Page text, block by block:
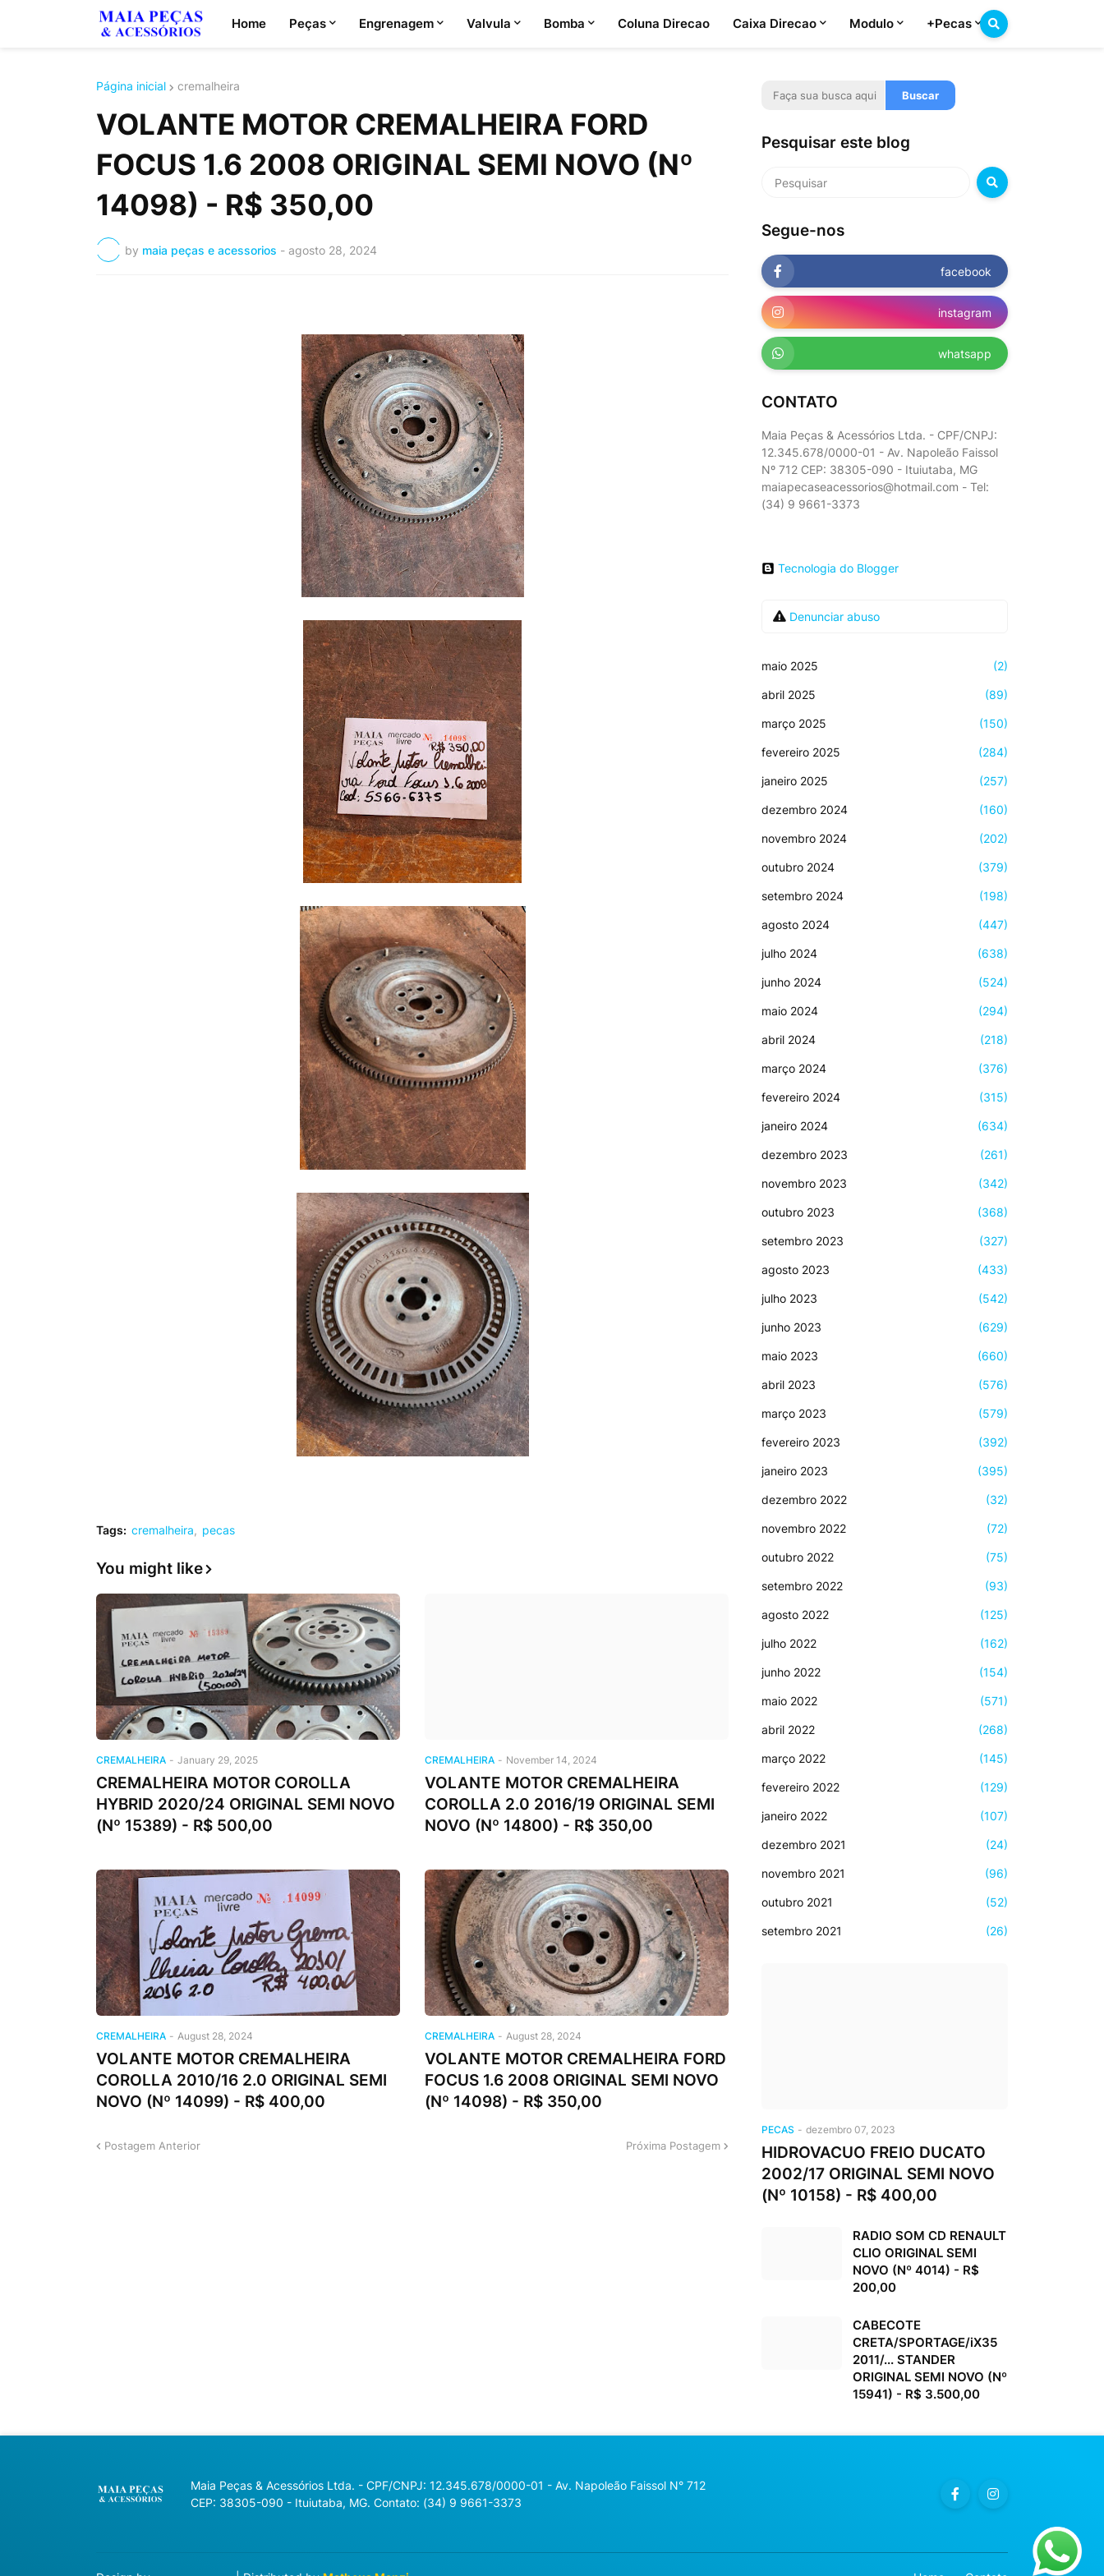
Home Peças Engrenagem Valvula Bomba Coluna Direcao Caixa Direcao Modulo +Pecas
Página inicial cremalheira
VOLANTE MOTOR CREMALHEIRA FORD
FOCUS 1.6 2008 ORIGINAL SEMI NOVO (Nº
14098) - R$ 350,00
by maia peças e acessorios - agosto 28, 2024
Tags: cremalheira pecas
You might like
CREMALHEIRA - January 29, 2025
CREMALHEIRA MOTOR COROLLA
HYBRID 2020/24 ORIGINAL SEMI NOVO
(Nº 15389) - R$ 500,00
CREMALHEIRA - November 14, 2024
VOLANTE MOTOR CREMALHEIRA
COROLLA 2.0 2016/19 ORIGINAL SEMI
NOVO (Nº 14800) - R$ 350,00
CREMALHEIRA - August 28, 2024
VOLANTE MOTOR CREMALHEIRA
COROLLA 2010/16 2.0 ORIGINAL SEMI
NOVO (Nº 14099) - R$ 400,00
CREMALHEIRA - August 28, 2024
VOLANTE MOTOR CREMALHEIRA FORD
FOCUS 1.6 2008 ORIGINAL SEMI NOVO
(Nº 14098) - R$ 350,00
Postagem Anterior Próxima Postagem
Pesquisar este blog
Segue-nos
facebook
instagram
whatsapp
CONTATO
Maia Peças & Acessórios Ltda. - CPF/CNPJ:
12.345.678/0000-01 - Av. Napoleão Faissol
Nº 712 CEP: 38305-090 - Ituiutaba, MG
maiapecaseacessorios@hotmail.com - Tel:
(34) 9 9661-3373
Tecnologia do Blogger
Denunciar abuso
maio 2025 (2)
abril 2025 (89)
março 2025 (150)
fevereiro 2025 (284)
janeiro 2025 (257)
dezembro 2024 (160)
novembro 2024 (202)
outubro 2024 (379)
setembro 2024 (198)
agosto 2024 (447)
julho 2024 (638)
junho 2024 (524)
maio 2024 (294)
abril 2024 (218)
março 2024 (376)
fevereiro 2024 (315)
janeiro 2024 (634)
dezembro 2023 (261)
novembro 2023 (342)
outubro 2023 (368)
setembro 2023 (327)
agosto 2023 (433)
julho 2023 (542)
junho 2023 (629)
maio 2023 (660)
abril 2023 (576)
março 2023 (579)
fevereiro 2023 (392)
janeiro 2023 (395)
dezembro 2022 (32)
novembro 2022 (72)
outubro 2022 (75)
setembro 2022 (93)
agosto 2022 (125)
julho 2022 (162)
junho 2022 (154)
maio 2022 (571)
abril 2022 (268)
março 2022 (145)
fevereiro 2022 (129)
janeiro 2022 (107)
dezembro 2021 (24)
novembro 2021 (96)
outubro 2021 (52)
setembro 2021 (26)
PECAS - dezembro 07, 2023
HIDROVACUO FREIO DUCATO
2002/17 ORIGINAL SEMI NOVO
(Nº 10158) - R$ 400,00
RADIO SOM CD RENAULT
CLIO ORIGINAL SEMI
NOVO (Nº 4014) - R$
200,00
CABECOTE
CRETA/SPORTAGE/iX35
2011/... STANDER
ORIGINAL SEMI NOVO (Nº
15941) - R$ 3.500,00
Maia Peças & Acessórios Ltda. - CPF/CNPJ: 12.345.678/0000-01 - Av. Napoleão Faissol N° 712
CEP: 38305-090 - Ituiutaba, MG. Contato: (34) 9 9661-3373